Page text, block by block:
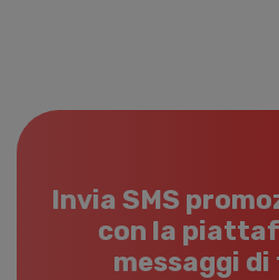
Invia SMS
con la
messaggi di